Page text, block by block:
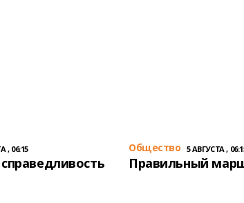
, 06:15 Общество 5 АВГУСТА ,
Правильный